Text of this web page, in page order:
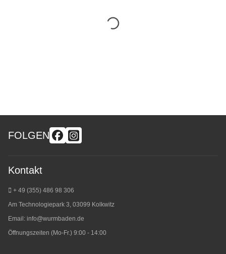
FOLGEN
Kontakt
+ 49 (355) 486 98 306
Am Technologiepark 3, 03099 Kolkwitz
Email: info@wurmbaden.de
Öffnungszeiten (Mo-Fr.) 9:00 - 14:00